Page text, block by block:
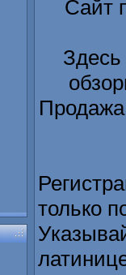
Сайт
Здесь
только